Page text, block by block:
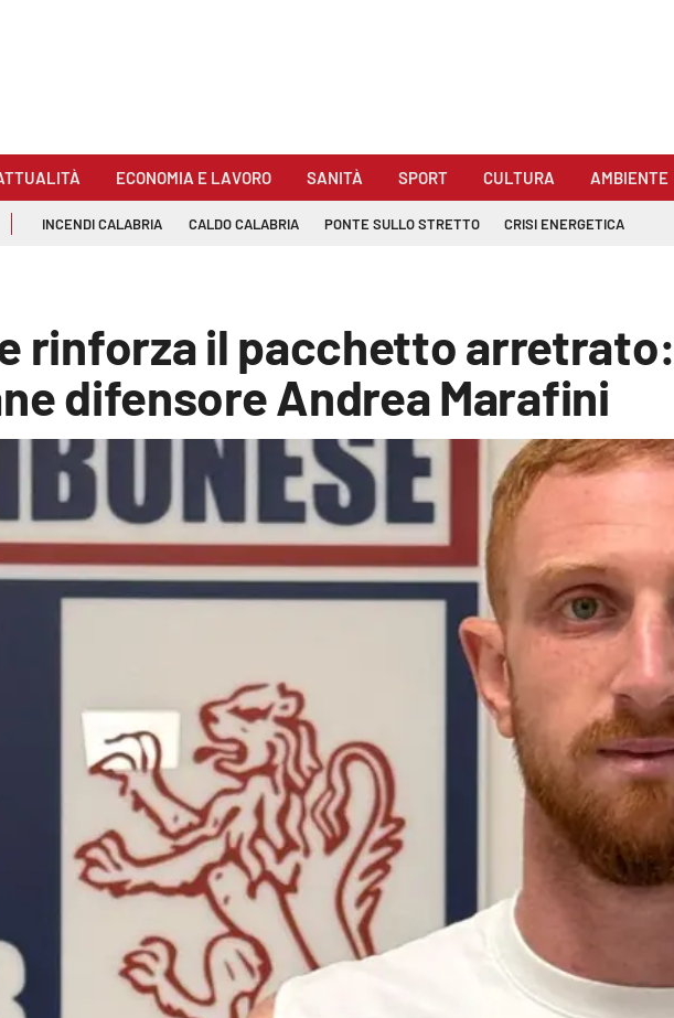
ECONOMIA E LAVORO SANITÀ SPORT CULTURA AMBIENTE
INCENDI CALABRIA CALDO CALABRIA PONTE SULLO STRETTO CRISI ENERGETICA
rinforza il pacchetto
difensore Andrea Marafini